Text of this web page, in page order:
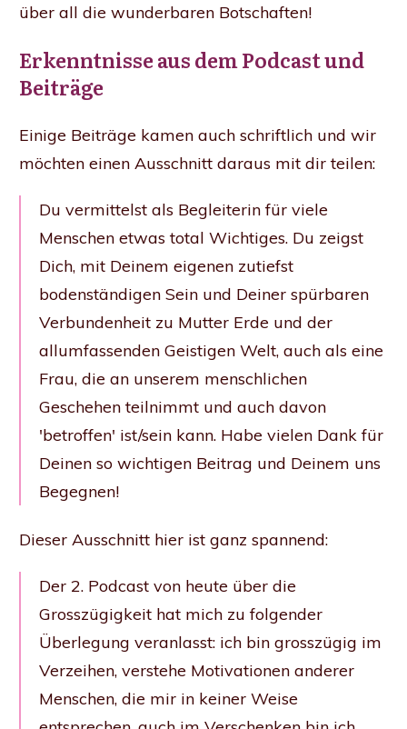
über all die wunderbaren Botschaften!
Erkenntnisse aus dem Podcast und
Beiträge
Einige Beiträge kamen auch schriftlich und wir
möchten einen Ausschnitt daraus mit dir teilen:
Du vermittelst als Begleiterin für viele
Menschen etwas total Wichtiges. Du zeigst
Dich, mit Deinem eigenen zutiefst
bodenständigen Sein und Deiner spürbaren
Verbundenheit zu Mutter Erde und der
allumfassenden Geistigen Welt, auch als eine
Frau, die an unserem menschlichen
Geschehen teilnimmt und auch davon
'betroffen' ist/sein kann. Habe vielen Dank für
Deinen so wichtigen Beitrag und Deinem uns
Begegnen!
Dieser Ausschnitt hier ist ganz spannend:
Der 2. Podcast von heute über die
Grosszügigkeit hat mich zu folgender
Überlegung veranlasst: ich bin grosszügig im
Verzeihen, verstehe Motivationen anderer
Menschen, die mir in keiner Weise